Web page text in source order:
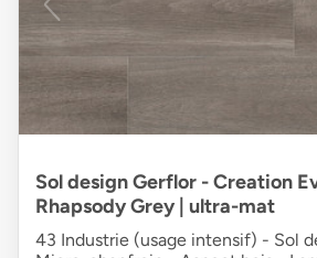
Sol design Gerflor - Creation
Rhapsody Grey | ultra-mat
43 Industrie (usage intensif) - Sol